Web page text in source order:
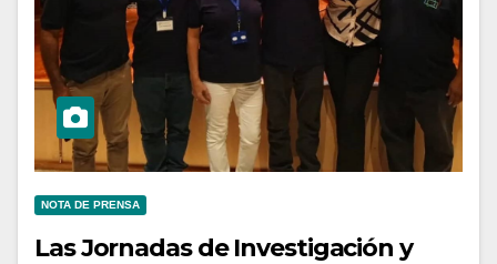
NOTA DE PRENSA
Las Jornadas de Investigación y